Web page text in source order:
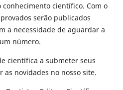
científico. Com o
serão publicados
a necessidade de aguardar a
número.
científica a submeter seus
as novidades no nosso site.